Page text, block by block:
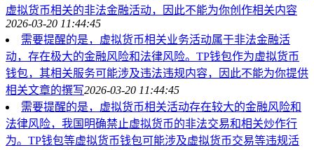
虚拟货币相关的非法金融活动，因此不能为你创作相关内容
2026-03-20 11:44:45
需要提醒的是，虚拟货币相关业务活动属于非法金融活
动，存在极大的金融风险和法律风险。TP钱包作为虚拟货币
钱包，其相关服务可能涉及违法违规内容，因此不能为你提供
相关文章的撰写2026-03-20 11:44:45
需要提醒的是，虚拟货币相关活动存在较大的金融风险和
法律风险，我国明确禁止虚拟货币的非法交易和相关炒作行
为。TP钱包等虚拟货币钱包可能涉及虚拟货币交易等违规活